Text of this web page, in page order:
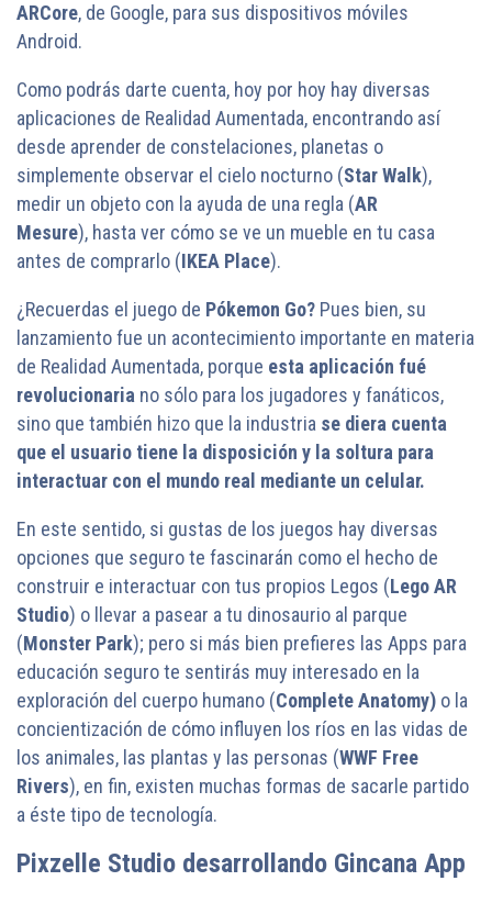
ARCore, de Google, para sus dispositivos móviles
Android.
Como podrás darte cuenta, hoy por hoy hay diversas
aplicaciones de Realidad Aumentada, encontrando así
desde aprender de constelaciones, planetas o
simplemente observar el cielo nocturno (Star Walk),
medir un objeto con la ayuda de una regla (AR
Mesure), hasta ver cómo se ve un mueble en tu casa
antes de comprarlo (IKEA Place).
¿Recuerdas el juego de Pókemon Go? Pues bien, su
lanzamiento fue un acontecimiento importante en materia
de Realidad Aumentada, porque esta aplicación fué
revolucionaria no sólo para los jugadores y fanáticos,
sino que también hizo que la industria se diera cuenta
que el usuario tiene la disposición y la soltura para
interactuar con el mundo real mediante un celular.
En este sentido, si gustas de los juegos hay diversas
opciones que seguro te fascinarán como el hecho de
construir e interactuar con tus propios Legos (Lego AR
Studio) o llevar a pasear a tu dinosaurio al parque
(Monster Park); pero si más bien prefieres las Apps para
educación seguro te sentirás muy interesado en la
exploración del cuerpo humano (Complete Anatomy) o la
concientización de cómo influyen los ríos en las vidas de
los animales, las plantas y las personas (WWF Free
Rivers), en fin, existen muchas formas de sacarle partido
a éste tipo de tecnología.
Pixzelle Studio desarrollando Gincana App